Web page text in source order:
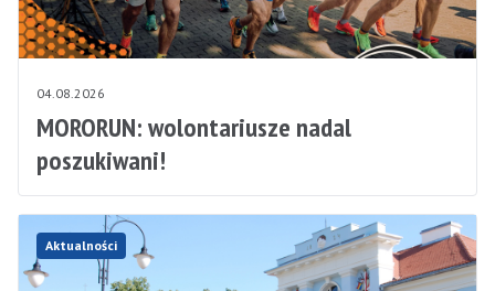
04.08.2026
MORORUN: wolontariusze nadal
poszukiwani!
Aktualności